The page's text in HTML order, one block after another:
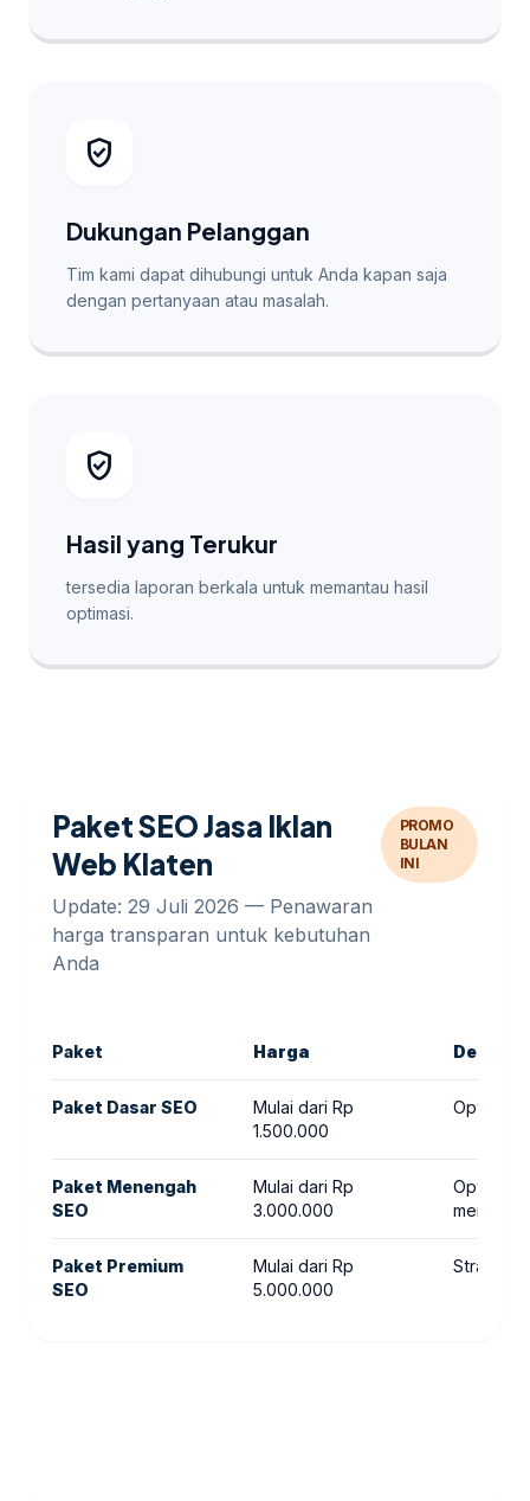
verified_user
Dukungan Pelanggan
Tim kami dapat dihubungi untuk Anda kapan saja
dengan pertanyaan atau masalah.
verified_user
Hasil yang Terukur
tersedia laporan berkala untuk memantau hasil
optimasi.
Paket SEO Jasa Iklan
Web Klaten
Update: 29 Juli 2026 — Penawaran
harga transparan untuk kebutuhan
Anda
PROMO
BULAN
INI
Paket Harga
Paket Dasar SEO
Mulai dari Rp
1.500.000
Optimasi
Paket Menengah
SEO
Mulai dari Rp
3.000.000
Optimasi
Paket Premium
SEO
Mulai dari Rp
5.000.000
Strategi